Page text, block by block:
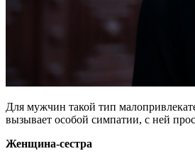
Для мужчин такой тип
вызывает особой симпатии, с ней
Женщина-сестра